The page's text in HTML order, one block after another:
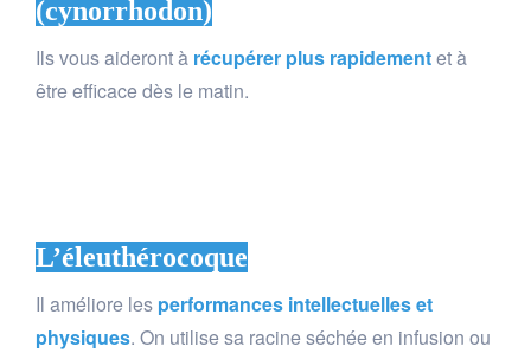
(cynorrhodon)
Ils vous aideront à récupérer plus rapidementet à
être efficace dès le matin.
L’éleuthérocoque
Il améliore les performances intellectuelles et
physiques. On utilise sa racine séchée en infusion ou